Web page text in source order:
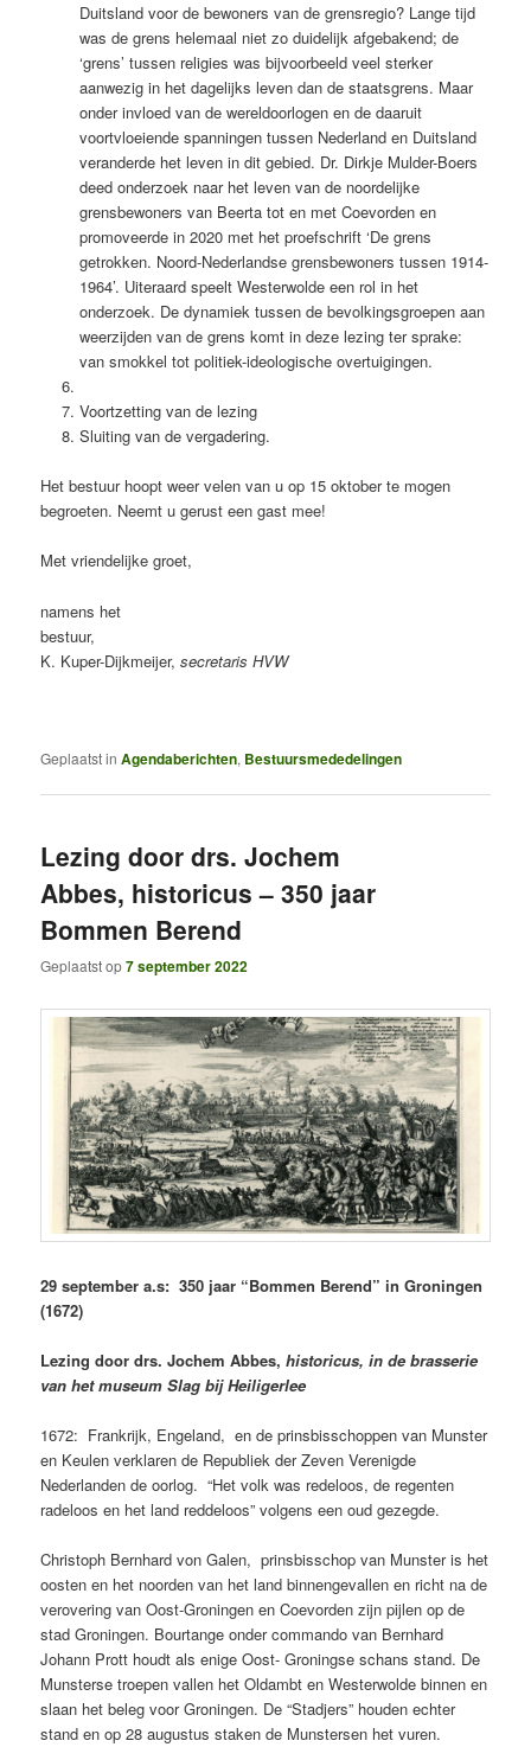
Duitsland voor de bewoners van de grensregio? Lange tijd
was de grens helemaal niet zo duidelijk afgebakend; de
‘grens’ tussen religies was bijvoorbeeld veel sterker
aanwezig in het dagelijks leven dan de staatsgrens. Maar
onder invloed van de wereldoorlogen en de daaruit
voortvloeiende spanningen tussen Nederland en Duitsland
veranderde het leven in dit gebied. Dr. Dirkje Mulder-Boers
deed onderzoek naar het leven van de noordelijke
grensbewoners van Beerta tot en met Coevorden en
promoveerde in 2020 met het proefschrift ‘De grens
getrokken. Noord-Nederlandse grensbewoners tussen 1914-
1964’. Uiteraard speelt Westerwolde een rol in het
onderzoek. De dynamiek tussen de bevolkingsgroepen aan
weerzijden van de grens komt in deze lezing ter sprake:
van smokkel tot politiek-ideologische overtuigingen.
Voortzetting van de lezing
Sluiting van de vergadering.
Het bestuur hoopt weer velen van u op 15 oktober te mogen
begroeten. Neemt u gerust een gast mee!
Met vriendelijke groet,
namens het
K. Kuper-Dijkmeijer,secretaris HVW
Geplaatst in Agendaberichten, Bestuursmededelingen
Lezing door drs. Jochem
Abbes, historicus – 350 jaar
Bommen Berend
Geplaatst op7 september 2022
29 september a.s: 350 jaar “Bommen Berend” in Groningen
(1672)
Lezing door drs. Jochem Abbes,historicus, in de brasserie
van het museum Slag bij Heiligerlee
1672: Frankrijk, Engeland, en de prinsbisschoppen van Munster
en Keulen verklaren de Republiek der Zeven Verenigde
Nederlanden de oorlog. “Het volk was redeloos, de regenten
radeloos en het land reddeloos” volgens een oud gezegde.
Christoph Bernhard von Galen, prinsbisschop van Munster is het
oosten en het noorden van het land binnengevallen en richt na de
verovering van Oost-Groningen en Coevorden zijn pijlen op de
stad Groningen. Bourtange onder commando van Bernhard
Johann Prott houdt als enige Oost- Groningse schans stand. De
Munsterse troepen vallen het Oldambt en Westerwolde binnen en
slaan het beleg voor Groningen. De “Stadjers” houden echter
stand en op 28 augustus staken de Munstersen het vuren.